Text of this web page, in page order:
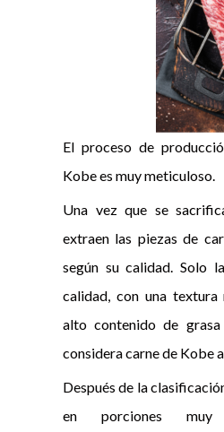
El proceso de
Kobe es muy meticuloso.
Una vez que se
extraen las piezas de
según su calidad. Solo
calidad, con una textura
alto contenido de grasa
considera carne de Kobe
Después de la
en porciones muy